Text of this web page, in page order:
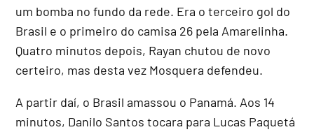
um bomba no fundo da rede. Era o terceiro gol do
Brasil e o primeiro do camisa 26 pela Amarelinha.
Quatro minutos depois, Rayan chutou de novo
certeiro, mas desta vez Mosquera defendeu.
A partir daí, o Brasil amassou o Panamá. Aos 14
minutos, Danilo Santos tocara para Lucas Paquetá